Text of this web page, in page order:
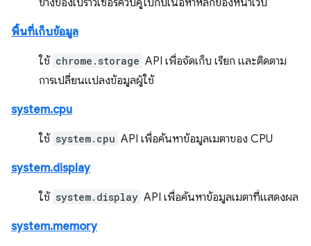
ข้างของเบราว์เซอร์ควบคู่ไปกับเนื้อหาหลักของหน้าเว็บ
พื้นที่เก็บข้อมูล
ใช้ chrome.storage API เพื่อจัดเก็บ เรียก และติดตาม
การเปลี่ยนแปลงข้อมูลผู้ใช้
system.cpu
ใช้ system.cpu API เพื่อค้นหาข้อมูลเมตาของ CPU
system.display
ใช้ system.display API เพื่อค้นหาข้อมูลเมตาที่แสดงผล
system.memory